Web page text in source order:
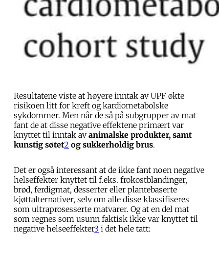
Resultatene viste at høyere inntak av UPF økte
risikoen litt for kreft og kardiometabolske
sykdommer. Men når de så på subgrupper av mat
fant de at disse negative effektene primært var
knyttet til inntak av animalske produkter, samt
kunstig søtet2 og sukkerholdig brus.
Det er også interessant at de ikke fant noen negative
helseffekter knyttet til f.eks. frokostblandinger,
brød, ferdigmat, desserter eller plantebaserte
kjøttalternativer, selv om alle disse klassifiseres
som ultraprosesserte matvarer. Og at en del mat
som regnes som usunn faktisk ikke var knyttet til
negative helseeffekter3 i det hele tatt: